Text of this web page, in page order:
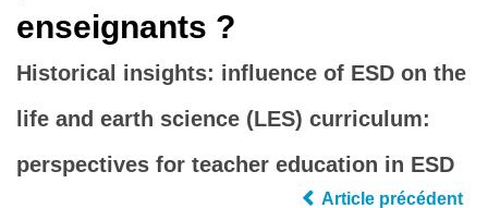
enseignants ?
Historical insights: influence of ESD on the
life and earth science (LES) curriculum:
perspectives for teacher education in ESD
Article précédent